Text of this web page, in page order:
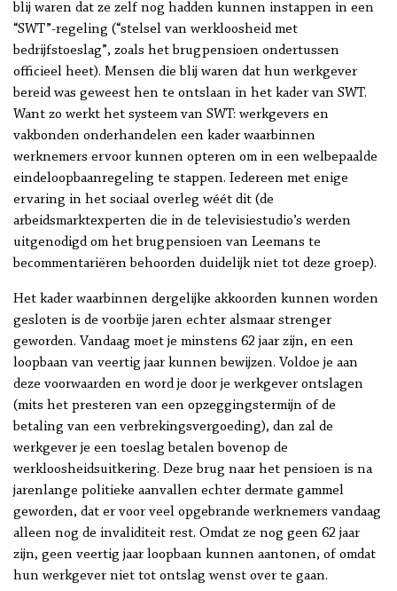
blij waren dat ze zelf nog hadden kunnen instappen in een
“SWT”-regeling (“stelsel van werkloosheid met
bedrijfstoeslag”, zoals het brugpensioen ondertussen
officieel heet). Mensen die blij waren dat hun werkgever
bereid was geweest hen te ontslaan in het kader van SWT.
Want zo werkt het systeem van SWT: werkgevers en
vakbonden onderhandelen een kader waarbinnen
werknemers ervoor kunnen opteren om in een welbepaalde
eindeloopbaanregeling te stappen. Iedereen met enige
ervaring in het sociaal overleg wéét dit (de
arbeidsmarktexperten die in de televisiestudio’s werden
uitgenodigd om het brugpensioen van Leemans te
becommentariëren behoorden duidelijk niet tot deze groep).
Het kader waarbinnen dergelijke akkoorden kunnen worden
gesloten is de voorbije jaren echter alsmaar strenger
geworden. Vandaag moet je minstens 62 jaar zijn, en een
loopbaan van veertig jaar kunnen bewijzen. Voldoe je aan
deze voorwaarden en word je door je werkgever ontslagen
(mits het presteren van een opzeggingstermijn of de
betaling van een verbrekingsvergoeding), dan zal de
werkgever je een toeslag betalen bovenop de
werkloosheidsuitkering. Deze brug naar het pensioen is na
jarenlange politieke aanvallen echter dermate gammel
geworden, dat er voor veel opgebrande werknemers vandaag
alleen nog de invaliditeit rest. Omdat ze nog geen 62 jaar
zijn, geen veertig jaar loopbaan kunnen aantonen, of omdat
hun werkgever niet tot ontslag wenst over te gaan.